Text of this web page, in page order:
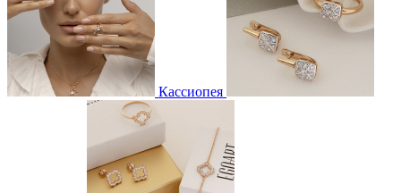
Кассиопея